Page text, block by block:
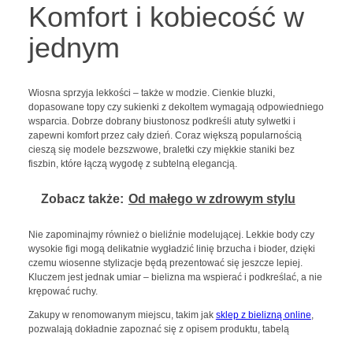
Komfort i kobiecość w
jednym
Wiosna sprzyja lekkości – także w modzie. Cienkie bluzki,
dopasowane topy czy sukienki z dekoltem wymagają odpowiedniego
wsparcia. Dobrze dobrany biustonosz podkreśli atuty sylwetki i
zapewni komfort przez cały dzień. Coraz większą popularnością
cieszą się modele bezszwowe, braletki czy miękkie staniki bez
fiszbin, które łączą wygodę z subtelną elegancją.
Zobacz także: Od małego w zdrowym stylu
Nie zapominajmy również o bieliźnie modelującej. Lekkie body czy
wysokie figi mogą delikatnie wygładzić linię brzucha i bioder, dzięki
czemu wiosenne stylizacje będą prezentować się jeszcze lepiej.
Kluczem jest jednak umiar – bielizna ma wspierać i podkreślać, a nie
krępować ruchy.
Zakupy w renomowanym miejscu, takim jak sklep z bielizną online,
pozwalają dokładnie zapoznać się z opisem produktu, tabelą